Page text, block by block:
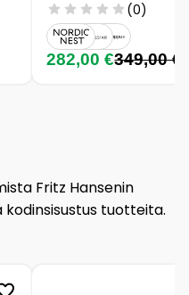
(0)
282,00 €349,00 €
Fritz Hansenin
tuotteita.